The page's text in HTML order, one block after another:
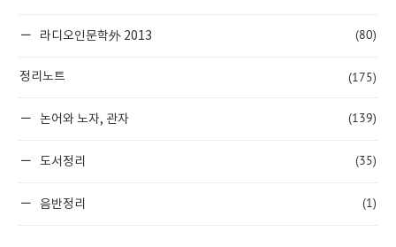
라디오인문학外 2013 (80)
정리노트 (175)
논어와 노자, 관자 (139)
도서정리 (35)
음반정리 (1)